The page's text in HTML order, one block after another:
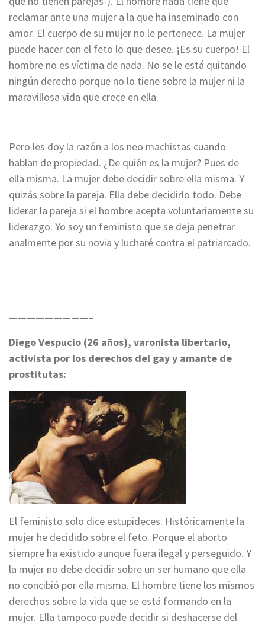
reclamar ante una mujer a la que ha inseminado con
amor. El cuerpo de su mujer no le pertenece. La mujer
puede hacer con el feto lo que desee. ¡Es su cuerpo! El
hombre no es víctima de nada. No se le está quitando
ningún derecho porque no lo tiene sobre la mujer ni la
maravillosa vida que crece en ella.
Pero les doy la razón a los neo machistas cuando
hablan de propiedad. ¿De quién es la mujer? Pues de
ella misma. La mujer debe decidir sobre ella misma. Y
quizás sobre la pareja. Ella debe decidirlo todo. Debe
liderar la pareja si el hombre acepta voluntariamente su
liderazgo. Yo soy un feministo que se deja penetrar
analmente por su novia y lucharé contra el patriarcado.
—————————–
Diego Vespucio (26 años), varonista libertario,
activista por los derechos del gay y amante de
prostitutas:
El feministo solo dice estupideces. Históricamente la
mujer he decidido sobre el feto. Porque el aborto
siempre ha existido aunque fuera ilegal y perseguido. Y
la mujer no debe decidir sobre un ser humano que ella
no concibió por ella misma. El hombre tiene los mismos
derechos sobre la vida que se está formando en la
mujer. Ella tampoco puede decidir si deshacerse del